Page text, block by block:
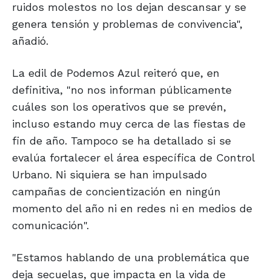
ruidos molestos no los dejan descansar y se
genera tensión y problemas de convivencia",
añadió.
La edil de Podemos Azul reiteró que, en
definitiva, "no nos informan públicamente
cuáles son los operativos que se prevén,
incluso estando muy cerca de las fiestas de
fin de año. Tampoco se ha detallado si se
evalúa fortalecer el área específica de Control
Urbano. Ni siquiera se han impulsado
campañas de concientización en ningún
momento del año ni en redes ni en medios de
comunicación".
"Estamos hablando de una problemática que
deja secuelas, que impacta en la vida de